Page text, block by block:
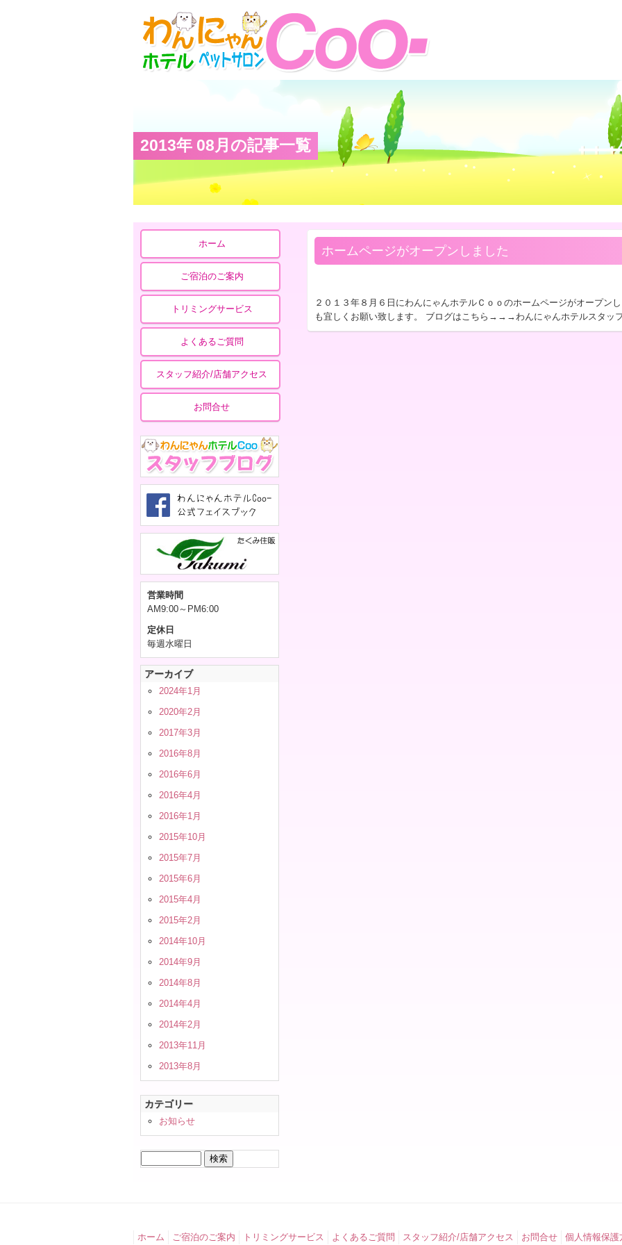
2013年 08月の記事一覧
ホーム
ご宿泊のご案内
トリミングサービス
よくあるご質問
スタッフ紹介/店舗アクセス
お問合せ
営業時間
AM9:00～PM6:00
定休日
毎週水曜日
アーカイブ
2024年1月
2020年2月
2017年3月
2016年8月
2016年6月
2016年4月
2016年1月
2015年10月
2015年7月
2015年6月
2015年4月
2015年2月
2014年10月
2014年9月
2014年8月
2014年4月
2014年2月
2013年11月
2013年8月
カテゴリー
お知らせ
索:
ホームページがオープンしました
２０１３年８月６日にわんにゃんホテルＣｏｏのホームページがオープン
も宜しくお願い致します。 ブログはこちら→→→わんにゃんホテルスタッ
ホーム ご宿泊のご案内 トリミングサービス よくあるご質問 スタッフ紹介/店舗アクセス お問合せ 個人情報保護